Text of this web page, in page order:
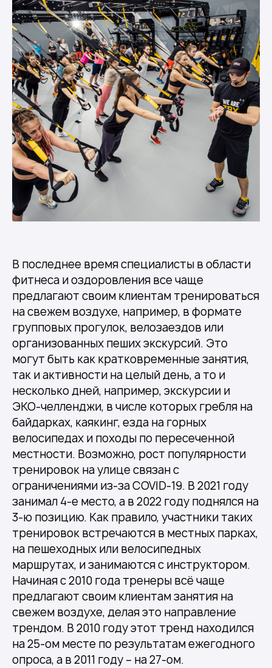
В последнее время специалисты в области
фитнеса и оздоровления все чаще
предлагают своим клиентам тренироваться
на свежем воздухе, например, в формате
групповых прогулок, велозаездов или
организованных пеших экскурсий. Это
могут быть как кратковременные занятия,
так и активности на целый день, а то и
несколько дней, например, экскурсии и
ЭКО-челленджи, в числе которых гребля на
байдарках, каякинг, езда на горных
велосипедах и походы по пересеченной
местности. Возможно, рост популярности
тренировок на улице связан с
ограничениями из-за COVID-19. В 2021 году
занимал 4-е место, а в 2022 году поднялся на
3-ю позицию. Как правило, участники таких
тренировок встречаются в местных парках,
на пешеходных или велосипедных
маршрутах, и занимаются с инструктором.
Начиная с 2010 года тренеры всё чаще
предлагают своим клиентам занятия на
свежем воздухе, делая это направление
трендом. В 2010 году этот тренд находился
на 25-ом месте по результатам ежегодного
опроса, а в 2011 году – на 27-ом.